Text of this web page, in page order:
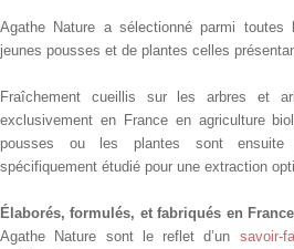
Agathe Nature a sélectionné parmi toutes
jeunes pousses et de plantes celles
Fraîchement cueillis sur les arbres et
exclusivement en France en agriculture
pousses ou les plantes sont ensuite
spécifiquement étudié pour une extraction
Élaborés, formulés, et fabriqués en France
Agathe Nature sont le reflet d’un savoir-